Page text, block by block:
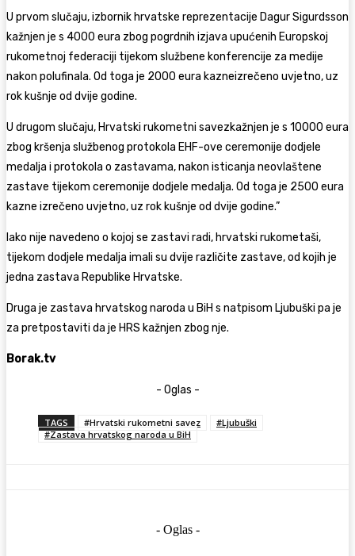
U prvom slučaju, izbornik hrvatske reprezentacije Dagur Sigurdsson
kažnjen je s 4000 eura zbog pogrdnih izjava upućenih Europskoj
rukometnoj federaciji tijekom službene konferencije za medije
nakon polufinala. Od toga je 2000 eura kazneizrečeno uvjetno, uz
rok kušnje od dvije godine.
U drugom slučaju, Hrvatski rukometni savezkažnjen je s 10000 eura
zbog kršenja službenog protokola EHF-ove ceremonije dodjele
medalja i protokola o zastavama, nakon isticanja neovlaštene
zastave tijekom ceremonije dodjele medalja. Od toga je 2500 eura
kazne izrečeno uvjetno, uz rok kušnje od dvije godine.”
Iako nije navedeno o kojoj se zastavi radi, hrvatski rukometaši,
tijekom dodjele medalja imali su dvije različite zastave, od kojih je
jedna zastava Republike Hrvatske.
Druga je zastava hrvatskog naroda u BiH s natpisom Ljubuški pa je
za pretpostaviti da je HRS kažnjen zbog nje.
Borak.tv
- Oglas -
TAGS #Hrvatski rukometni savez
#Ljubuški
#Zastava hrvatskog naroda u BiH
- Oglas -